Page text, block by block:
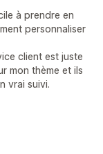
à prendre en
personnaliser
client est juste
mon thème et ils
vrai suivi.